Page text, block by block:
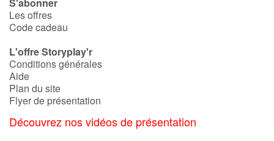
Voyage, épopée, enquête, aventure
Autour du monde
Apprentissage
Art, espace, activité
Les offres
Code cadeau
L'offre Storyplay'r
Conditions générales
Aide
Plan du site
Flyer de présentation
Découvrez nos vidéos de présentation